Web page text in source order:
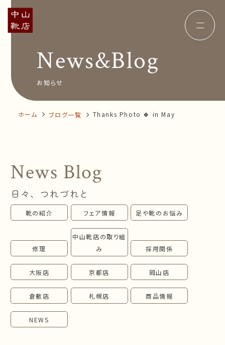
Concept コンセプト
Insole オーダー中敷き
News&Blog
Company 会社概要
オンラインショップ
お問い合わせ
News&Blog
お知らせ
ホーム ブログ一覧 Thanks Photo 🍀 in May
News Blog
日々、つれづれと
靴の紹介 フェア情報 足や靴のお悩み
修理
中山靴店の取り組
み
採用関係
大阪店 京都店 岡山店
倉敷店 札幌店 商品情報
NEWS